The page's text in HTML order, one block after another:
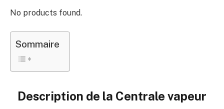
No products found.
Sommaire
Description de la Centrale vapeur